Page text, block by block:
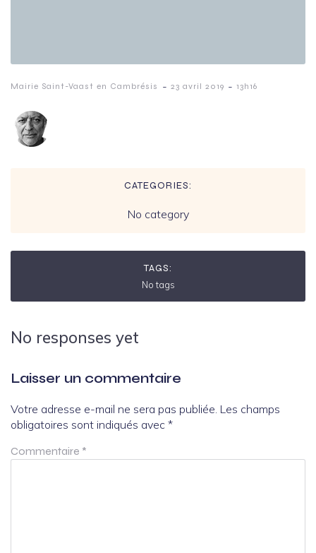
Mairie Saint-Vaast en Cambrésis - 23 avril 2019 - 13h16
CATEGORIES:
No category
TAGS:
No tags
No responses yet
Laisser un commentaire
Votre adresse e-mail ne sera pas publiée. Les champs
obligatoires sont indiqués avec *
Commentaire *